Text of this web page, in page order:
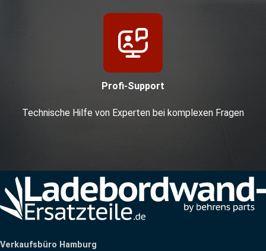
Profi-Support
Technische Hilfe von Experten bei komplexen Fragen
Verkaufsbüro Hamburg